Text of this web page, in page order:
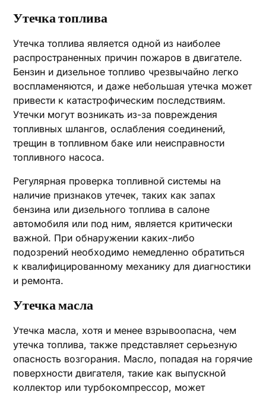
Утечка топлива
Утечка топлива является одной из наиболее
распространенных причин пожаров в двигателе.
Бензин и дизельное топливо чрезвычайно легко
воспламеняются, и даже небольшая утечка может
привести к катастрофическим последствиям.
Утечки могут возникать из-за повреждения
топливных шлангов, ослабления соединений,
трещин в топливном баке или неисправности
топливного насоса.
Регулярная проверка топливной системы на
наличие признаков утечек, таких как запах
бензина или дизельного топлива в салоне
автомобиля или под ним, является критически
важной. При обнаружении каких-либо
подозрений необходимо немедленно обратиться
к квалифицированному механику для диагностики
и ремонта.
Утечка масла
Утечка масла, хотя и менее взрывоопасна, чем
утечка топлива, также представляет серьезную
опасность возгорания. Масло, попадая на горячие
поверхности двигателя, такие как выпускной
коллектор или турбокомпрессор, может